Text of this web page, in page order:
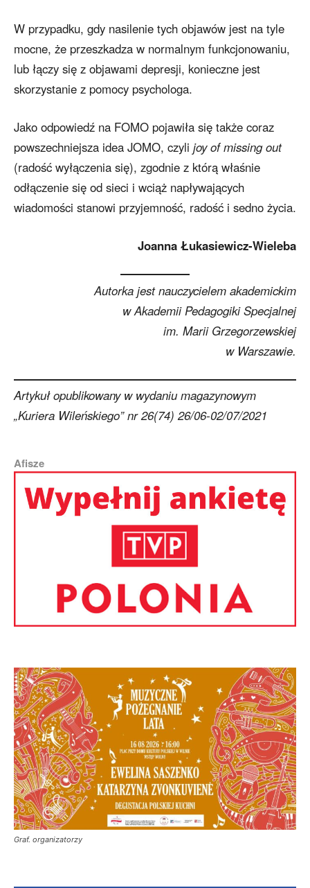
W przypadku, gdy nasilenie tych objawów jest na tyle
mocne, że przeszkadza w normalnym funkcjonowaniu,
lub łączy się z objawami depresji, konieczne jest
skorzystanie z pomocy psychologa.
Jako odpowiedź na FOMO pojawiła się także coraz
powszechniejsza idea JOMO, czyli joy of missing out
(radość wyłączenia się), zgodnie z którą właśnie
odłączenie się od sieci i wciąż napływających
wiadomości stanowi przyjemność, radość i sedno życia.
Joanna Łukasiewicz-Wieleba
Autorka jest nauczycielem akademickim
w Akademii Pedagogiki Specjalnej
im. Marii Grzegorzewskiej
w Warszawie.
Artykuł opublikowany w wydaniu magazynowym
„Kuriera Wileńskiego” nr 26(74) 26/06-02/07/2021
Afisze
Graf. organizatorzy